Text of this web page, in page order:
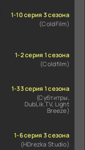
1-10 серия 3 сезона
(ColdFilm)
1-2 серия 1 сезона
(Coldfilm)
1-33 серия 1 сезона
(Субтитры,
DubLik.TV, Light
Breeze)
1-6 серия 3 сезона
(HDrezka Studio)